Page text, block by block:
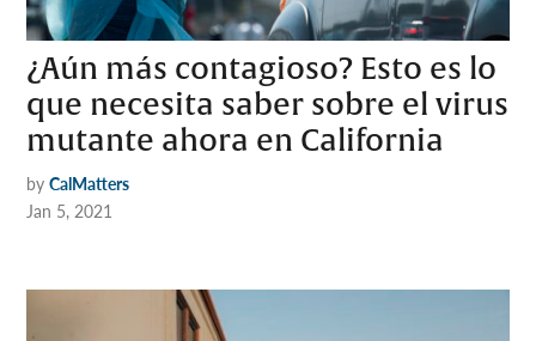
¿Aún más contagioso? Esto es lo
que necesita saber sobre el virus
mutante ahora en California
by CalMatters
Jan 5, 2021